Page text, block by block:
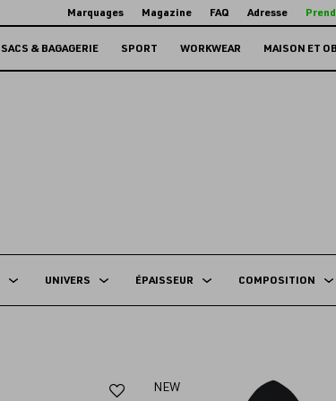
Marquages Magazine FAQ Adresse
SACS & BAGAGERIE SPORT WORKWEAR MAISON ET
UNIVERS ÉPAISSEUR COMPOSITION
Ajouter
NEW